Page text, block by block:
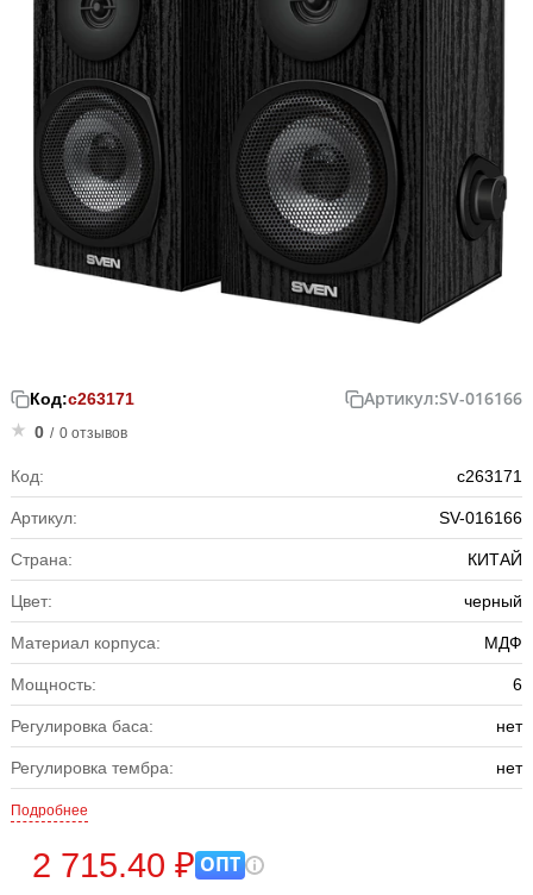
Код:с263171 Артикул:SV-016166
0 / 0 отзывов
Код: с263171
Артикул: SV-016166
Страна: КИТАЙ
Цвет: черный
Материал корпуса: МДФ
Мощность: 6
Регулировка баса: нет
Регулировка тембра: нет
Подробнее
2 715.40 ₽ ОПТ